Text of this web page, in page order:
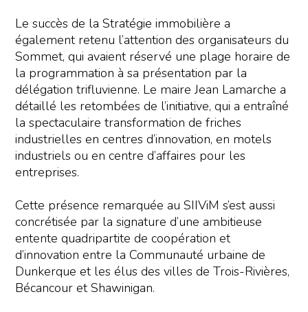
Le succès de la Stratégie immobilière a
également retenu l’attention des organisateurs du
Sommet, qui avaient réservé une plage horaire de
la programmation à sa présentation par la
délégation trifluvienne. Le maire Jean Lamarche a
détaillé les retombées de l’initiative, qui a entraîné
la spectaculaire transformation de friches
industrielles en centres d’innovation, en motels
industriels ou en centre d’affaires pour les
entreprises.
Cette présence remarquée au SIIViM s’est aussi
concrétisée par la signature d’une ambitieuse
entente quadripartite de coopération et
d’innovation entre la Communauté urbaine de
Dunkerque et les élus des villes de Trois-Rivières,
Bécancour et Shawinigan.